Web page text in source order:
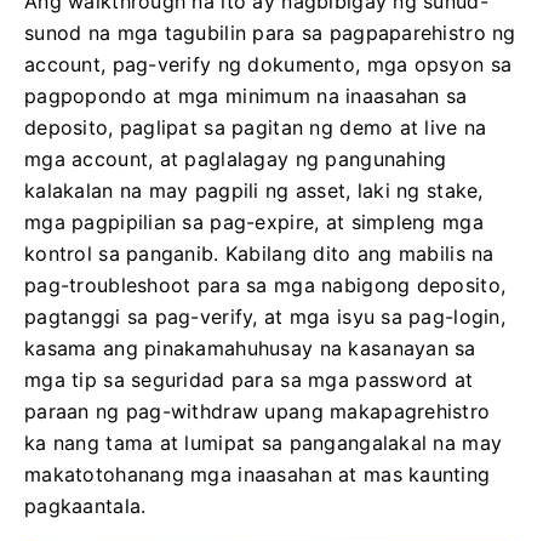
sunod na mga tagubilin para sa pagpaparehistro ng
account, pag-verify ng dokumento, mga opsyon sa
pagpopondo at mga minimum na inaasahan sa
deposito, paglipat sa pagitan ng demo at live na
mga account, at paglalagay ng pangunahing
kalakalan na may pagpili ng asset, laki ng stake,
mga pagpipilian sa pag-expire, at simpleng mga
kontrol sa panganib. Kabilang dito ang mabilis na
pag-troubleshoot para sa mga nabigong deposito,
pagtanggi sa pag-verify, at mga isyu sa pag-login,
kasama ang pinakamahuhusay na kasanayan sa
mga tip sa seguridad para sa mga password at
paraan ng pag-withdraw upang makapagrehistro
ka nang tama at lumipat sa pangangalakal na may
makatotohanang mga inaasahan at mas kaunting
pagkaantala.